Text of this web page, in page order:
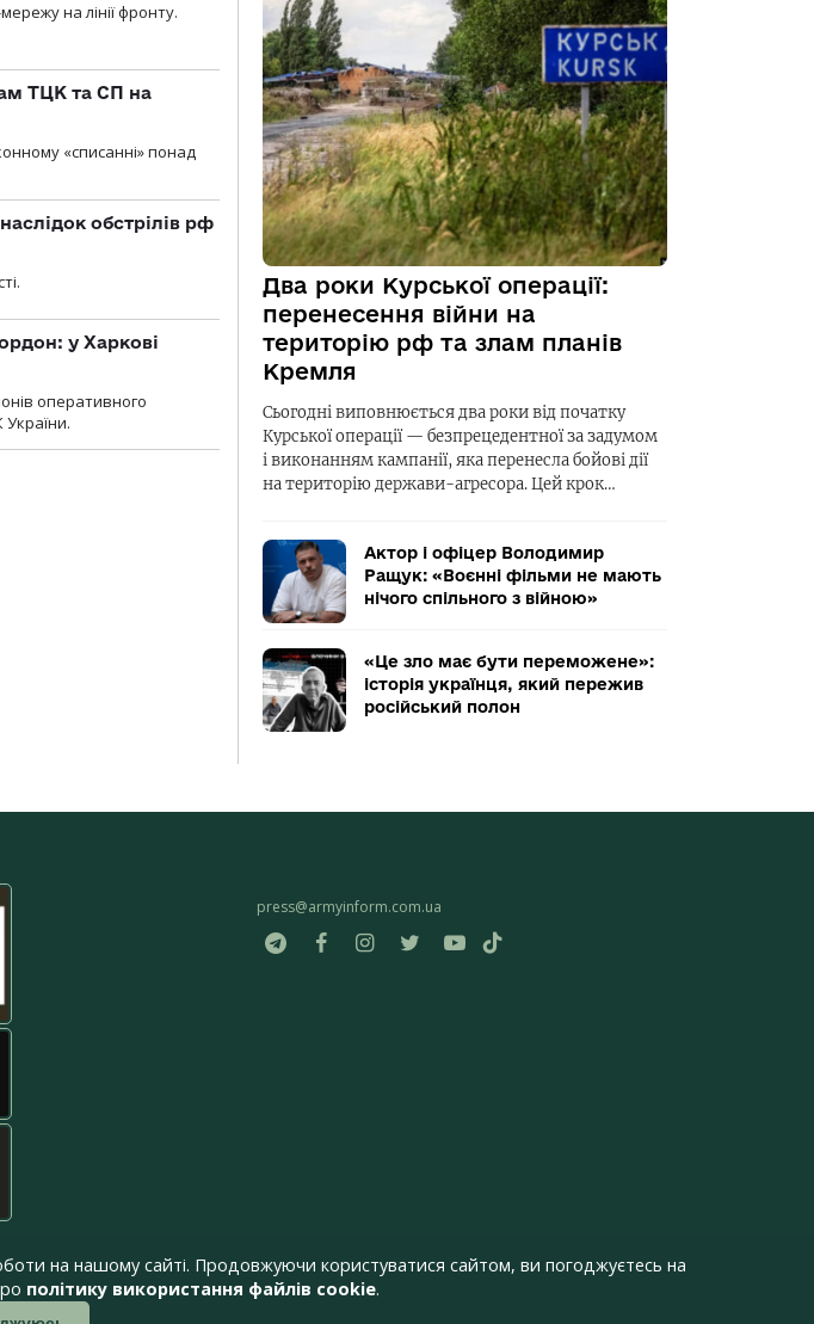
на лінії фронту.
ТЦК та СП на
«списанні» понад
обстрілів рф
у Харкові
оперативного
України.
Два роки Курської операції:
перенесення війни на
територію рф та злам планів
Кремля
Сьогодні виповнюється два роки від початку
Курської операції — безпрецедентної за задумом
і виконанням кампанії, яка перенесла бойові дії
на територію держави-агресора. Цей крок…
Актор і офіцер Володимир
Ращук: «Воєнні фільми не мають
нічого спільного з війною»
«Це зло має бути переможене»:
історія українця, який пережив
російський полон
press@armyinform.com.ua
на нашому сайті. Продовжуючи користуватися сайтом, ви погоджуєтесь на
політику використання файлів cookie.